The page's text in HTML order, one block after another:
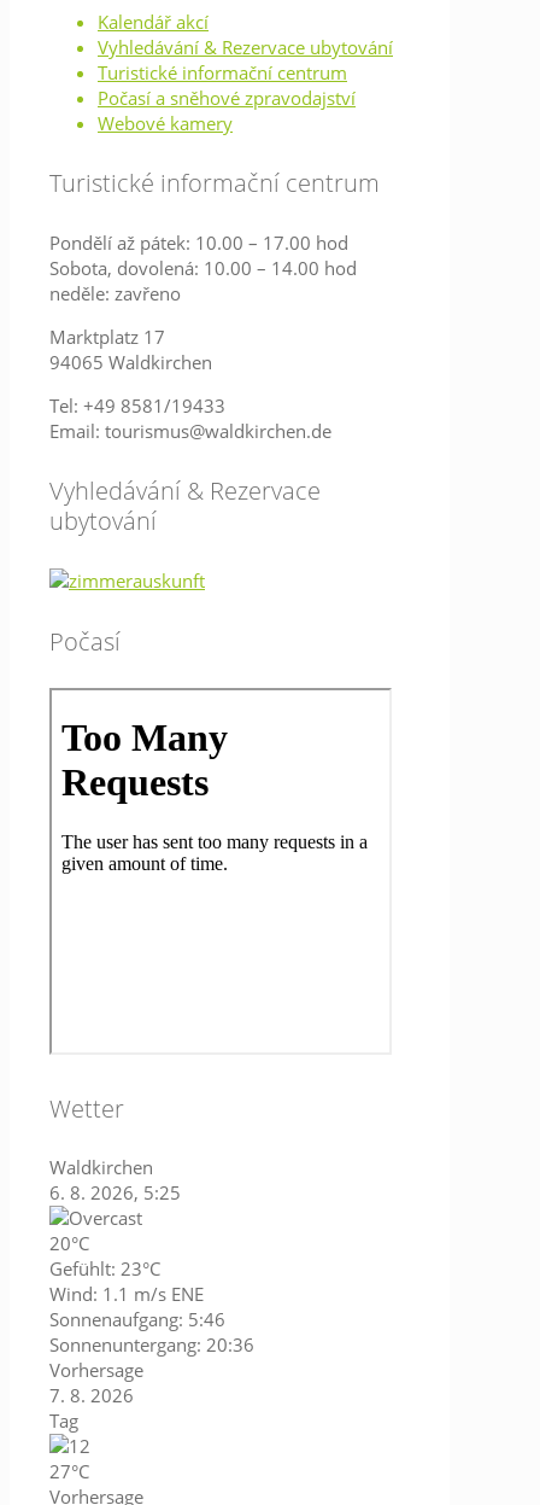
Kalendář akcí
Vyhledávání & Rezervace ubytování
Turistické informační centrum
Počasí a sněhové zpravodajství
Webové kamery
Turistické informační centrum
Pondělí až pátek: 10.00 – 17.00 hod
Sobota, dovolená: 10.00 – 14.00 hod
neděle: zavřeno
Marktplatz 17
94065 Waldkirchen
Tel: +49 8581/19433
Email: tourismus@waldkirchen.de
Vyhledávání & Rezervace
ubytování
Počasí
Wetter
Waldkirchen
6. 8. 2026, 5:25
20°C
Gefühlt: 23°C
Wind: 1.1 m/s ENE
Sonnenaufgang: 5:46
Sonnenuntergang: 20:36
Vorhersage
7. 8. 2026
Tag
27°C
Vorhersage